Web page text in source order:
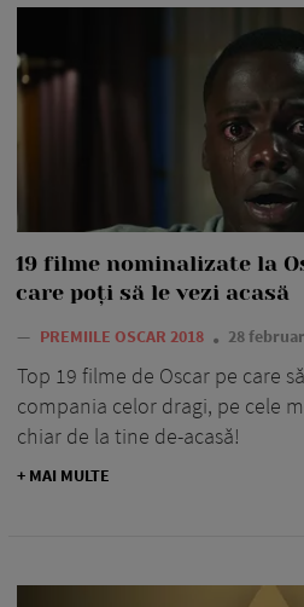
19 filme nominalizate la
care poți să le vezi acasă
— PREMIILE OSCAR 2018 28
Top 19 filme de Oscar pe care
compania celor dragi, pe cele
chiar de la tine de-acasă!
+ MAI MULTE